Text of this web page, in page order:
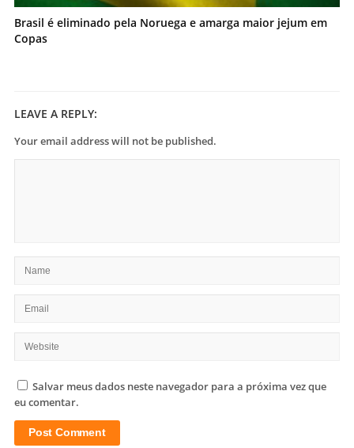
Brasil é eliminado pela Noruega e amarga maior jejum em
Copas
LEAVE A REPLY:
Your email address will not be published.
Salvar meus dados neste navegador para a próxima vez que
eu comentar.